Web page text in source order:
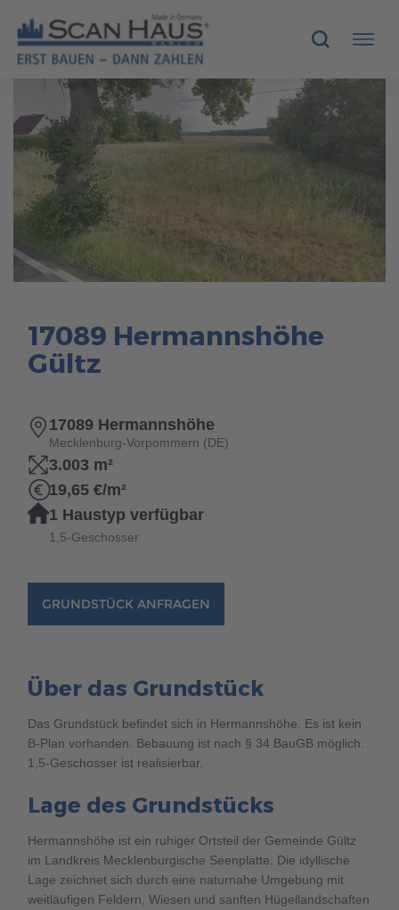
HÄUSER
MUSTERHÄUSER
SCANHAUS-VORTEILE
RUND UMS BAUEN
KONTAKT
038221 4000
MUSTERHAUS FINDEN
17089 Hermannshöhe
Gültz
17089 Hermannshöhe
Mecklenburg-Vorpommern (DE)
3.003 m²
19,65 €/m²
1 Haustyp verfügbar
1,5-Geschosser
GRUNDSTÜCK ANFRAGEN
Über das Grundstück
Das Grundstück befindet sich in Hermannshöhe. Es ist kein
B-Plan vorhanden. Bebauung ist nach § 34 BauGB möglich.
1,5-Geschosser ist realisierbar.
Lage des Grundstücks
Hermannshöhe ist ein ruhiger Ortsteil der Gemeinde Gültz
im Landkreis Mecklenburgische Seenplatte. Die idyllische
Lage zeichnet sich durch eine naturnahe Umgebung mit
weitläufigen Feldern, Wiesen und sanften Hügellandschaften